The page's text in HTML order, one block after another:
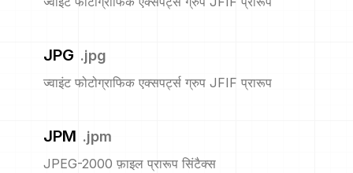
JPG .jpg
ज्वाइंट फोटोग्राफिक एक्सपर्ट्स ग्रुप JFIF प्रारूप
JPM .jpm
JPEG-2000 फ़ाइल प्रारूप सिंटैक्स